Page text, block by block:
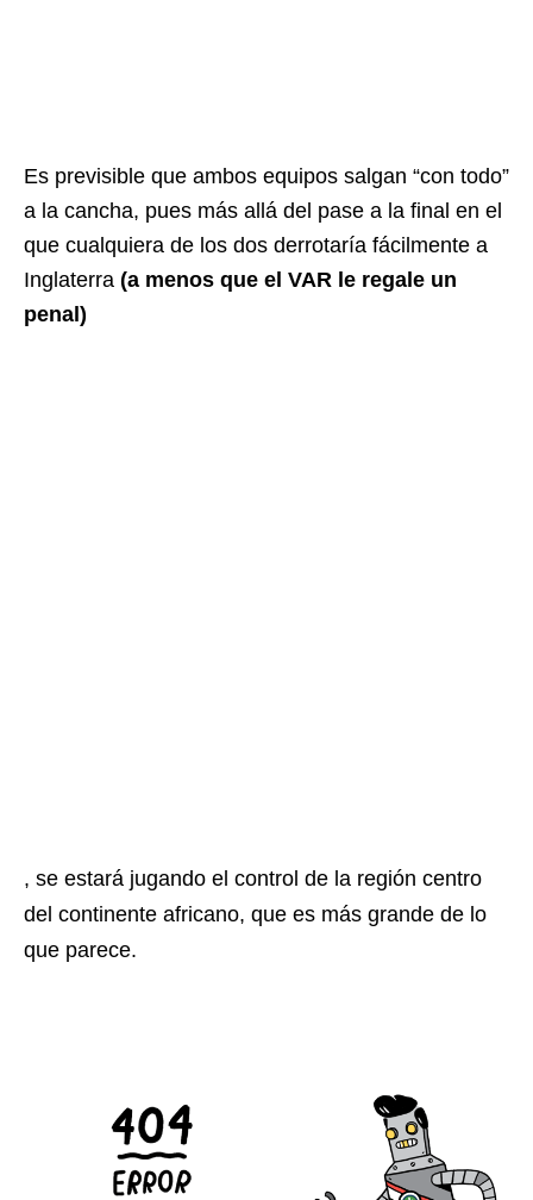
Es previsible que ambos equipos salgan “con todo”
a la cancha, pues más allá del pase a la final en el
que cualquiera de los dos derrotaría fácilmente a
Inglaterra (a menos que el VAR le regale un
penal)
, se estará jugando el control de la región centro
del continente africano, que es más grande de lo
que parece.